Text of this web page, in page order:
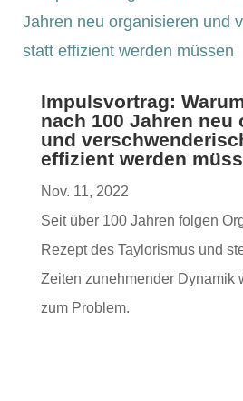
Impulsvortrag:
nach 100 Jahren neu
und
effizient werden
Nov. 11, 2022
Seit über 100 Jahren fol­gen
Rezept des Tay­loris­mus und
Zeit­en zunehmender Dynamik
zum Problem.